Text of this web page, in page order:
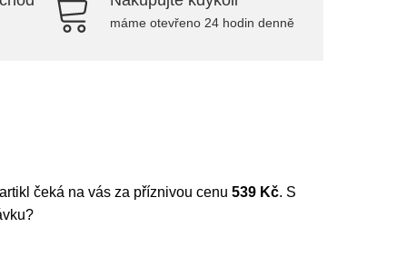
máme otevřeno 24 hodin denně
čeká na vás za příznivou cenu 539 Kč. S